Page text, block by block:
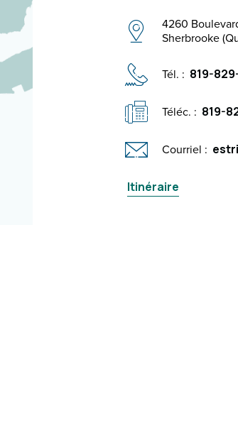
4260
Sherbrooke
Tél. : 819-
Téléc. : 819-
Courriel :
Itinéraire